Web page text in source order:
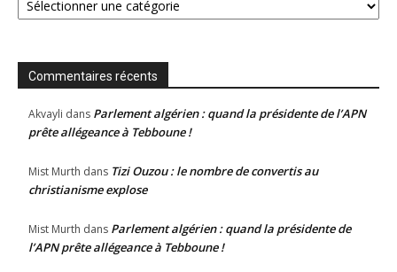
Commentaires récents
Akvayli dans Parlement algérien : quand la présidente de l’APN
prête allégeance à Tebboune !
Mist Murth dans Tizi Ouzou : le nombre de convertis au
christianisme explose
Mist Murth dans Parlement algérien : quand la présidente de
l’APN prête allégeance à Tebboune !